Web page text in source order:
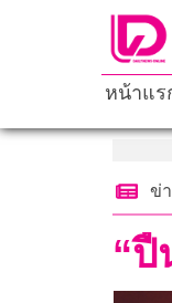
หน้าแร
ข่
“ปื